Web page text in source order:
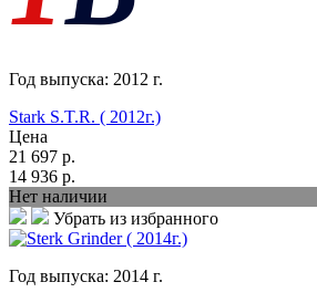
Год выпуска: 2012 г.
Stark S.T.R. ( 2012г.)
Цена
21 697 р.
14 936 р.
Нет наличии
Убрать из избранного
Год выпуска: 2014 г.